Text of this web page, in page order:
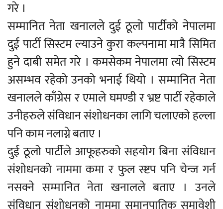
गरे ।
सम्मानित नेता खनालले दुई ठूलो पार्टीको नेपालमा
दुई पार्टी सिस्टम ल्याउने कुरा कल्पनामा मात्रै सिमित
हुने दाबी समेत गरे । कमसेकम नेपालमा त्यो सिस्टम
असम्भव रहेको उनको भनाई थियो । सम्मानित नेता
खनालले काँग्रेस र एमाले घमण्डी र भ्रष्ट पार्टी रहेकाले
उनीहरुले संविधान संशोधनका लागि चलाएको हल्ला
पनि काम नलाग्ने बताए ।
दुई ठूलो पार्टीले आफूहरुको सहयोग बिना संविधान
संशोधनको नाममा कमा र फुल स्ष्टप पनि चेन्ज गर्न
नसक्ने सम्मानित नेता खनालले बताए । उनले